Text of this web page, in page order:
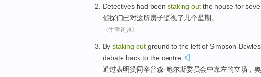
Detectives had been staking out the house for
侦探们已对这所房子监视了 几个星期。
《牛津词典》
By staking out ground to the left of Simpson-Bowles,
debate back to the centre
通过表明赞同辛普森·鲍尔斯委员会中靠左的立场， 奥